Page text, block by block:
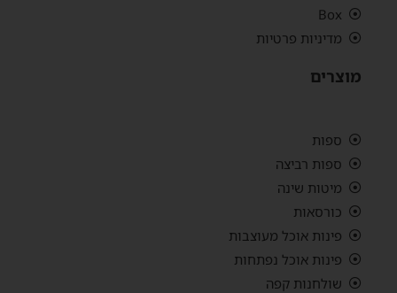
Box
מדיניות פרטיות
מוצרים
ספות
ספות רביצה
מיטות שינה
כורסאות
פינות אוכל מעוצבות
פינות אוכל נפתחות
שולחנות קפה